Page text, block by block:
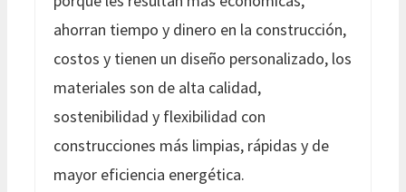
ahorran tiempo y dinero en la construcción,
costos y tienen un diseño personalizado, los
materiales son de alta calidad,
sostenibilidad y flexibilidad con
construcciones más limpias, rápidas y de
mayor eficiencia energética.